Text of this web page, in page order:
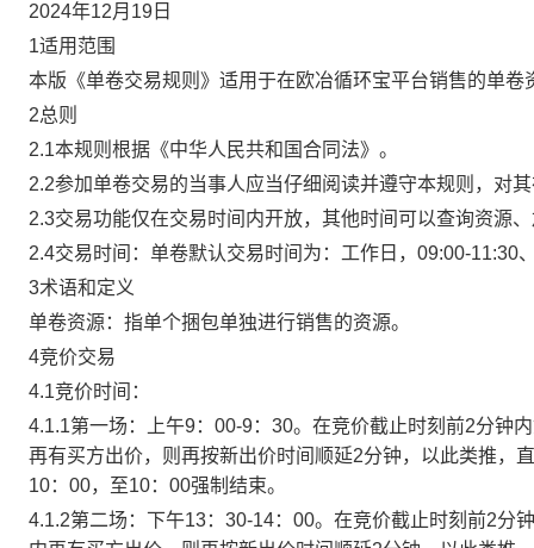
2024年12月19日
1适用范围
本版《单卷交易规则》适用于在欧冶循环宝平台销售的单卷
2总则
2.1本规则根据《中华人民共和国合同法》。
2.2参加单卷交易的当事人应当仔细阅读并遵守本规则，对
2.3交易功能仅在交易时间内开放，其他时间可以查询资源
2.4交易时间：单卷默认交易时间为：工作日，09:00-11:30
3术语和定义
单卷资源：指单个捆包单独进行销售的资源。
4竞价交易
4.1竞价时间：
4.1.1第一场：上午9：00-9：30。在竞价截止时刻前2分钟
再有买方出价，则再按新出价时间顺延2分钟，以此类推，
10：00，至10：00强制结束。
4.1.2第二场：下午13：30-14：00。在竞价截止时刻前2分